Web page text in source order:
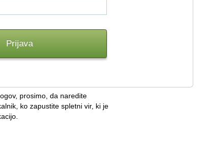
prosimo, da naredite
ko zapustite spletni vir, ki je